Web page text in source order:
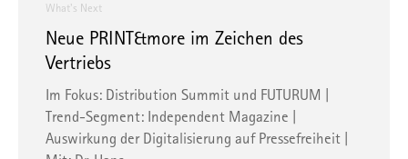
What's Next
Neue PRINT&more im Zeichen des
Vertriebs
Im Fokus: Distribution Summit und FUTURUM |
Trend-Segment: Independent Magazine |
Auswirkung der Digitalisierung auf Pressefreiheit |